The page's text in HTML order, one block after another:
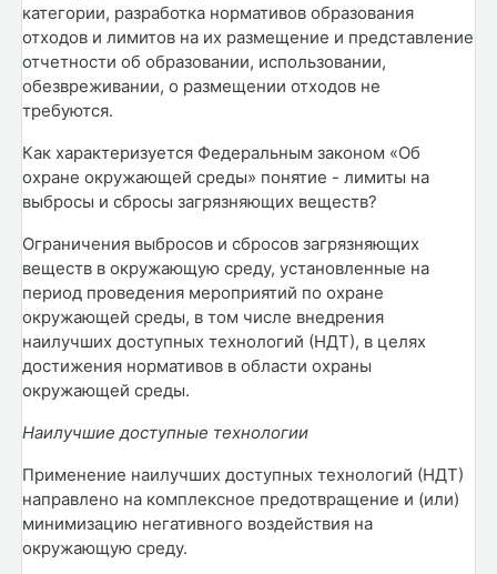
категории, разработка нормативов образования
отходов и лимитов на их размещение и представление
отчетности об образовании, использовании,
обезвреживании, о размещении отходов не
требуются.
Как характеризуется Федеральным законом «Об
охране окружающей среды» понятие - лимиты на
выбросы и сбросы загрязняющих веществ?
Ограничения выбросов и сбросов загрязняющих
веществ в окружающую среду, установленные на
период проведения мероприятий по охране
окружающей среды, в том числе внедрения
наилучших доступных технологий (НДТ), в целях
достижения нормативов в области охраны
окружающей среды.
Наилучшие доступные технологии
Применение наилучших доступных технологий (НДТ)
направлено на комплексное предотвращение и (или)
минимизацию негативного воздействия на
окружающую среду.